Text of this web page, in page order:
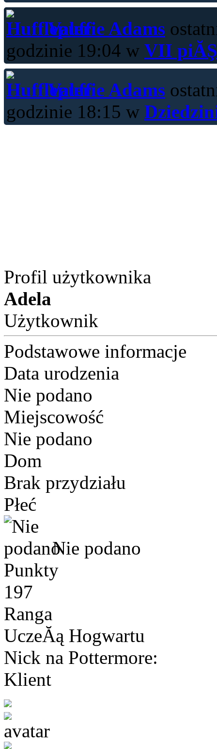
Valerie Adams
godzinie 19:04 w VII
Valerie Adams
godzinie 18:15 w
Profil użytkownika
Adela
Użytkownik
Podstawowe informacje
Data urodzenia
Nie podano
Miejscowość
Nie podano
Dom
Brak przydziału
Płeć
Nie podano
Punkty
197
Ranga
UczeĂą Hogwartu
Nick na Pottermore:
Klient